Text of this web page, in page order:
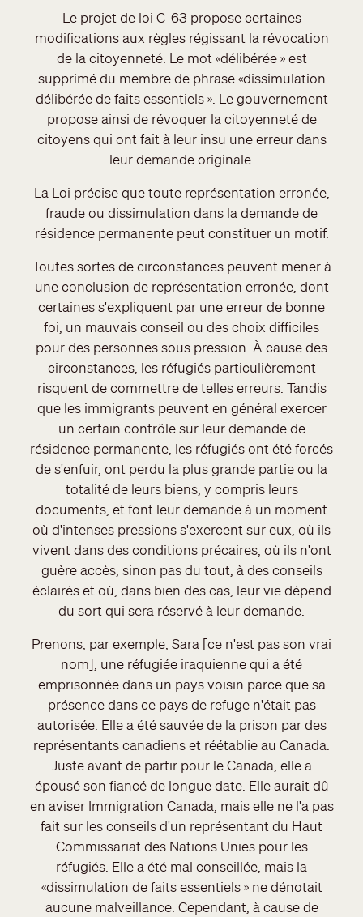
Le projet de loi C-63 propose certaines
modifications aux règles régissant la révocation
de la citoyenneté. Le mot «délibérée » est
supprimé du membre de phrase «dissimulation
délibérée de faits essentiels ». Le gouvernement
propose ainsi de révoquer la citoyenneté de
citoyens qui ont fait à leur insu une erreur dans
leur demande originale.
La Loi précise que toute représentation erronée,
fraude ou dissimulation dans la demande de
résidence permanente peut constituer un motif.
Toutes sortes de circonstances peuvent mener à
une conclusion de représentation erronée, dont
certaines s'expliquent par une erreur de bonne
foi, un mauvais conseil ou des choix difficiles
pour des personnes sous pression. À cause des
circonstances, les réfugiés particulièrement
risquent de commettre de telles erreurs. Tandis
que les immigrants peuvent en général exercer
un certain contrôle sur leur demande de
résidence permanente, les réfugiés ont été forcés
de s'enfuir, ont perdu la plus grande partie ou la
totalité de leurs biens, y compris leurs
documents, et font leur demande à un moment
où d'intenses pressions s'exercent sur eux, où ils
vivent dans des conditions précaires, où ils n'ont
guère accès, sinon pas du tout, à des conseils
éclairés et où, dans bien des cas, leur vie dépend
du sort qui sera réservé à leur demande.
Prenons, par exemple, Sara [ce n'est pas son vrai
nom], une réfugiée iraquienne qui a été
emprisonnée dans un pays voisin parce que sa
présence dans ce pays de refuge n'était pas
autorisée. Elle a été sauvée de la prison par des
représentants canadiens et réétablie au Canada.
Juste avant de partir pour le Canada, elle a
épousé son fiancé de longue date. Elle aurait dû
en aviser Immigration Canada, mais elle ne l'a pas
fait sur les conseils d'un représentant du Haut
Commissariat des Nations Unies pour les
réfugiés. Elle a été mal conseillée, mais la
«dissimulation de faits essentiels » ne dénotait
aucune malveillance. Cependant, à cause de